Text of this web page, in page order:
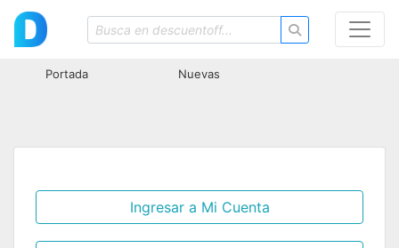
Portada Nuevas
Ingresar a Mi Cuenta